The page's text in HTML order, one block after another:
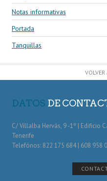
Notas informativas
Portada
Tanquillas
VOLVER
DATOS DE
C/ Villalba Hervás, 9 -1º | Edificio
Tenerife
Telefónos: 822 175 684 | 608 958